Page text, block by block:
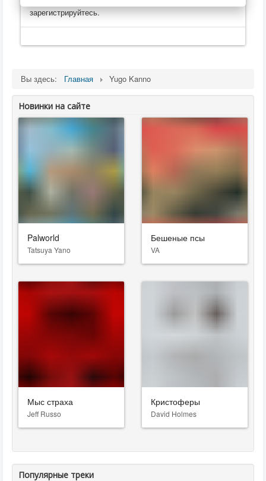
зарегистрируйтесь.
Вы здесь: Главная Yugo Kanno
Новинки на сайте
Palworld
Tatsuya Yano
Бешеные псы
VA
Мыс страха
Jeff Russo
Кристоферы
David Holmes
Популярные треки